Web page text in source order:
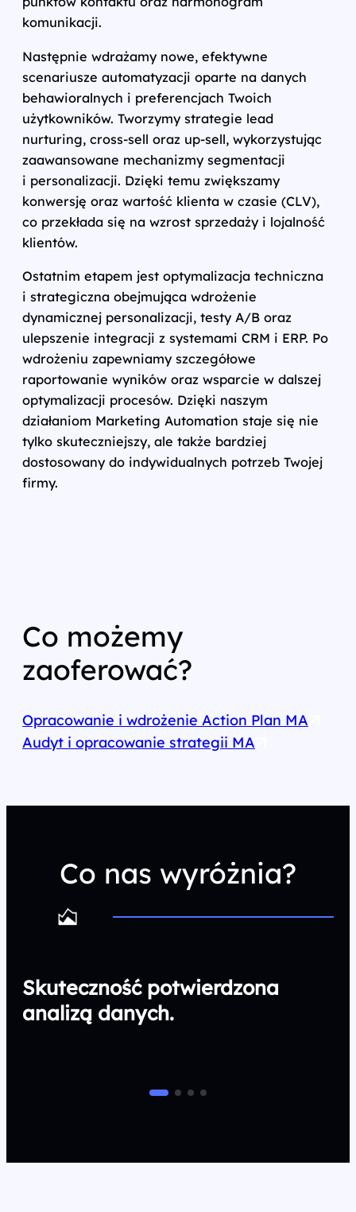
komunikacji.
Następnie wdrażamy nowe, efektywne
scenariusze automatyzacji oparte na danych
behawioralnych i preferencjach Twoich
użytkowników. Tworzymy strategie lead
nurturing, cross-sell oraz up-sell, wykorzystując
zaawansowane mechanizmy segmentacji
i personalizacji. Dzięki temu zwiększamy
konwersję oraz wartość klienta w czasie (CLV),
co przekłada się na wzrost sprzedaży i lojalność
klientów.
Ostatnim etapem jest optymalizacja techniczna
i strategiczna obejmująca wdrożenie
dynamicznej personalizacji, testy A/B oraz
ulepszenie integracji z systemami CRM i ERP. Po
wdrożeniu zapewniamy szczegółowe
raportowanie wyników oraz wsparcie w dalszej
optymalizacji procesów. Dzięki naszym
działaniom Marketing Automation staje się nie
tylko skuteczniejszy, ale także bardziej
dostosowany do indywidualnych potrzeb Twojej
firmy.
Co możemy
zaoferować?
Opracowanie i wdrożenie Action Plan MA
Audyt i opracowanie strategii MA
Co nas wyróżnia?
Skuteczność potwierdzona
analizą danych.